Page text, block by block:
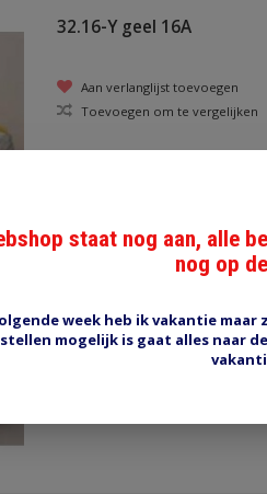
32.16-Y geel 16A
Aan verlanglijst toevoegen
Toevoegen om te vergelijken
Aan verlanglijst toevoegen
Toevoegen om te vergelijken
staat nog aan, alle
nog op
week heb ik vakantie
mogelijk is gaat alles naar